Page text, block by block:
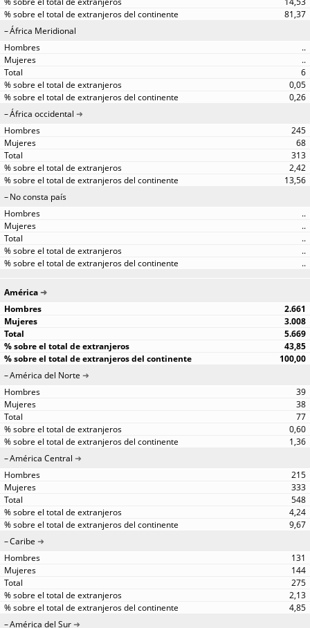
81,37
África Meridional
..
..
6
0,05
0,26
África occidental
245
68
313
2,42
13,56
No consta país
..
..
..
..
..
América
2.661
3.008
5.669
43,85
100,00
América del Norte
39
38
77
0,60
1,36
América Central
215
333
548
4,24
9,67
Caribe
131
144
275
2,13
4,85
América del Sur